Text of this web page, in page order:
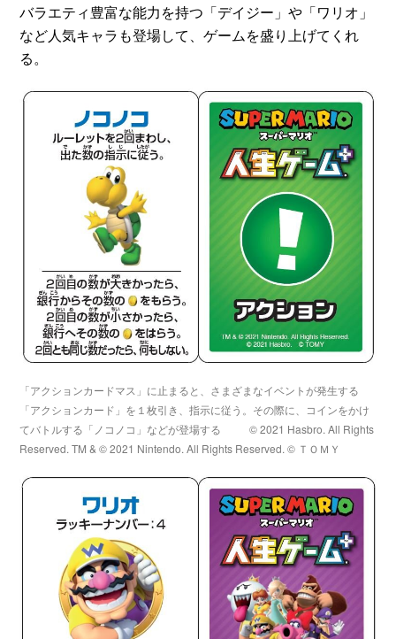
バラエティ豊富な能力を持つ「デイジー」や「ワリオ」
など人気キャラも登場して、ゲームを盛り上げてくれ
る。
「アクションカードマス」に止まると、さまざまなイベントが発生する
「アクションカード」を１枚引き、指示に従う。その際に、コインをかけ
てバトルする「ノコノコ」などが登場する
© 2021 Hasbro. All Rights
Reserved. TM & © 2021 Nintendo. All Rights Reserved. © ＴＯＭＹ